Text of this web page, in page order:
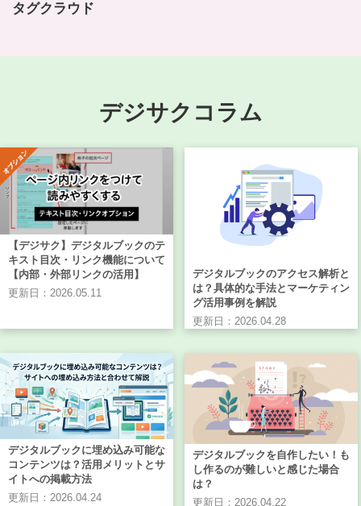
タグクラウド
デジサクコラム
【デジサク】デジタルブックのテ
キスト目次・リンク機能について
【内部・外部リンクの活用】
更新日：2026.05.11
デジタルブックのアクセス解析と
は？具体的な手法とマーケティン
グ活用事例を解説
更新日：2026.04.28
デジタルブックに埋め込み可能な
コンテンツは？活用メリットとサ
イトへの掲載方法
更新日：2026.04.24
デジタルブックを自作したい！も
し作るのが難しいと感じた場合
は？
更新日：2026.04.22